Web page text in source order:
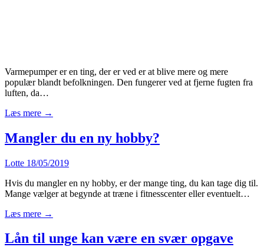
Varmepumper er en ting, der er ved er at blive mere og mere
populær blandt befolkningen. Den fungerer ved at fjerne fugten fra
luften, da…
Læs mere →
Mangler du en ny hobby?
Lotte 18/05/2019
Hvis du mangler en ny hobby, er der mange ting, du kan tage dig til.
Mange vælger at begynde at træne i fitnesscenter eller eventuelt…
Læs mere →
Lån til unge kan være en svær opgave